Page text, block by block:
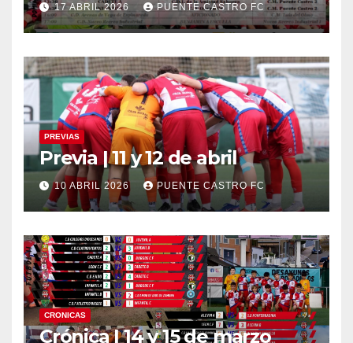
17 ABRIL 2026 PUENTE CASTRO FC
PREVIAS
Previa | 11 y 12 de abril
10 ABRIL 2026 PUENTE CASTRO FC
CRONICAS
Crónica | 14 y 15 de marzo